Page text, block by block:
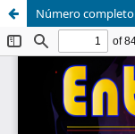
Número completo